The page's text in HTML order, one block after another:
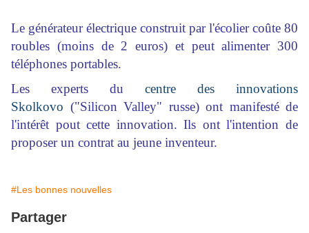
Le générateur électrique construit par l'écolier coûte 80
roubles (moins de 2 euros) et peut alimenter 300
téléphones portables.
Les experts du centre des innovations
Skolkovo ("Silicon Valley" russe) ont manifesté de
l'intérêt pout cette innovation. Ils ont l'intention de
proposer un contrat au jeune inventeur.
#Les bonnes nouvelles
Partager